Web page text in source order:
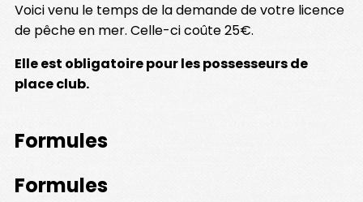
Voici venu le temps de la demande de votre licence
de pêche en mer. Celle-ci coûte 25€.
Elle est obligatoire pour les possesseurs de
place club.
Formules
Formules